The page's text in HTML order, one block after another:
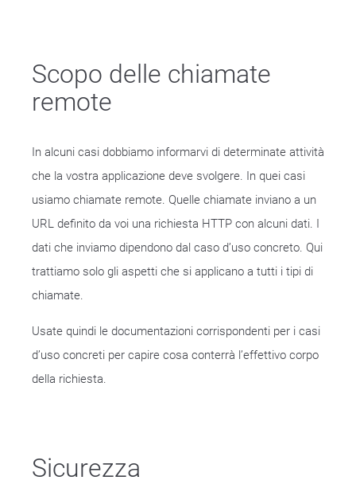
Scopo delle chiamate
remote
In alcuni casi dobbiamo informarvi di determinate attività
che la vostra applicazione deve svolgere. In quei casi
usiamo chiamate remote. Quelle chiamate inviano a un
URL definito da voi una richiesta HTTP con alcuni dati. I
dati che inviamo dipendono dal caso d’uso concreto. Qui
trattiamo solo gli aspetti che si applicano a tutti i tipi di
chiamate.
Usate quindi le documentazioni corrispondenti per i casi
d’uso concreti per capire cosa conterrà l’effettivo corpo
della richiesta.
Sicurezza